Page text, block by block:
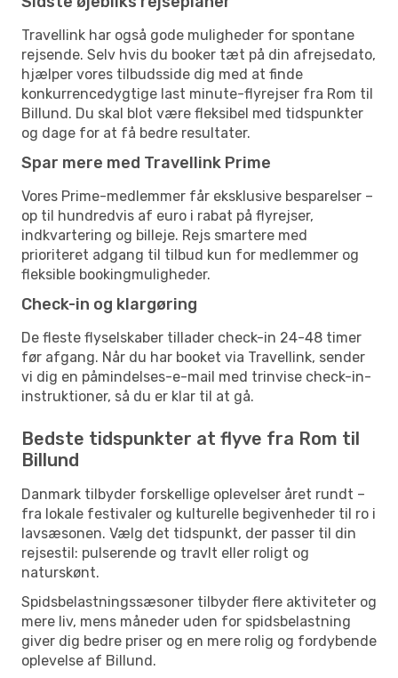
Travellink har også gode muligheder for spontane
rejsende. Selv hvis du booker tæt på din afrejsedato,
hjælper vores tilbudsside dig med at finde
konkurrencedygtige last minute-flyrejser fra Rom til
Billund. Du skal blot være fleksibel med tidspunkter
og dage for at få bedre resultater.
Spar mere med Travellink Prime
Vores Prime-medlemmer får eksklusive besparelser –
op til hundredvis af euro i rabat på flyrejser,
indkvartering og billeje. Rejs smartere med
prioriteret adgang til tilbud kun for medlemmer og
fleksible bookingmuligheder.
Check-in og klargøring
De fleste flyselskaber tillader check-in 24-48 timer
før afgang. Når du har booket via Travellink, sender
vi dig en påmindelses-e-mail med trinvise check-in-
instruktioner, så du er klar til at gå.
Bedste tidspunkter at flyve fra Rom til
Billund
Danmark tilbyder forskellige oplevelser året rundt –
fra lokale festivaler og kulturelle begivenheder til ro i
lavsæsonen. Vælg det tidspunkt, der passer til din
rejsestil: pulserende og travlt eller roligt og
naturskønt.
Spidsbelastningssæsoner tilbyder flere aktiviteter og
mere liv, mens måneder uden for spidsbelastning
giver dig bedre priser og en mere rolig og fordybende
oplevelse af Billund.